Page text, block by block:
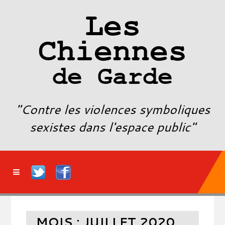
Les
Chiennes
de Garde
"Contre les violences symboliques
sexistes dans l'espace public"